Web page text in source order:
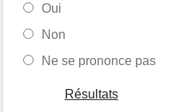
Oui
Non
Ne se prononce pas
Résultats